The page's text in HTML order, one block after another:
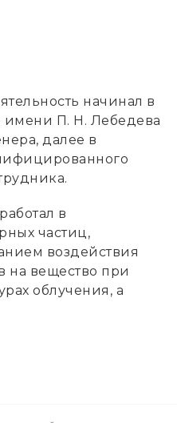
начинал в
имени П. Н. Лебедева
далее в
в
частиц,
воздействия
на вещество при
облучения, а